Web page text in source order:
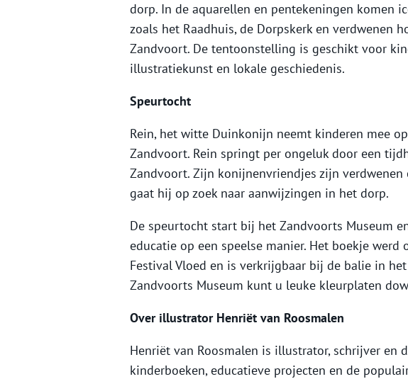
dorp. In de aquarellen en pentekeningen komen
zoals het Raadhuis, de Dorpskerk en verdwenen
Zandvoort. De tentoonstelling is geschikt voor
illustratiekunst en lokale geschiedenis.
Speurtocht
Rein, het witte Duinkonijn neemt kinderen mee
Zandvoort. Rein springt per ongeluk door een
Zandvoort. Zijn konijnenvriendjes zijn verdwenen
gaat hij op zoek naar aanwijzingen in het dorp.
De speurtocht start bij het Zandvoorts Museum
educatie op een speelse manier. Het boekje
Festival Vloed en is verkrijgbaar bij de balie in
Zandvoorts Museum kunt u leuke kleurplaten
Over illustrator Henriët van Roosmalen
Henriët van Roosmalen is illustrator, schrijver en
kinderboeken, educatieve projecten en de